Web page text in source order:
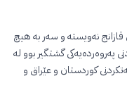
قازانج نەویستە و سەر بە هیچ
پەروەردەیەکی گشتگیر بوو لە
کوردستان و عێراق و